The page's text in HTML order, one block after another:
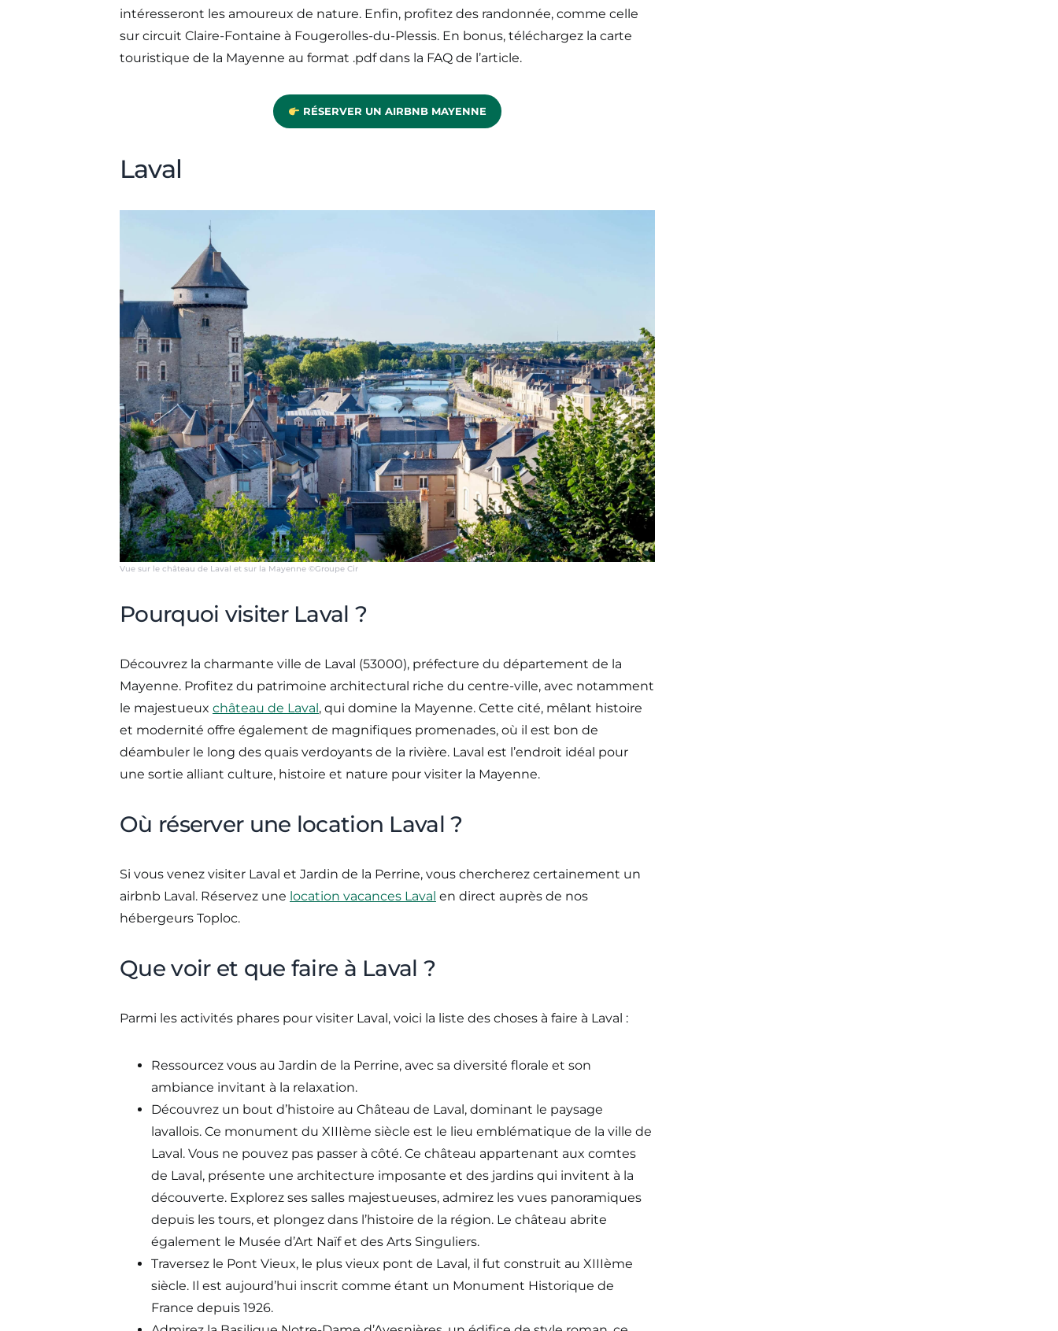
intéresseront les amoureux de nature. Enfin, profitez des randonnée, comme celle
sur circuit Claire-Fontaine à Fougerolles-du-Plessis. En bonus, téléchargez la carte
touristique de la Mayenne au format .pdf dans la FAQ de l’article.
RÉSERVER UN AIRBNB MAYENNE
Laval
Vue sur le château de Laval et sur la Mayenne ©Groupe Cir
Pourquoi visiter Laval ?
Découvrez la charmante ville de Laval (53000), préfecture du département de la
Mayenne. Profitez du patrimoine architectural riche du centre-ville, avec notamment
le majestueux château de Laval, qui domine la Mayenne. Cette cité, mêlant histoire
et modernité offre également de magnifiques promenades, où il est bon de
déambuler le long des quais verdoyants de la rivière. Laval est l’endroit idéal pour
une sortie alliant culture, histoire et nature pour visiter la Mayenne.
Où réserver une location Laval ?
Si vous venez visiter Laval et Jardin de la Perrine, vous chercherez certainement un
airbnb Laval. Réservez une location vacances Laval en direct auprès de nos
hébergeurs Toploc.
Que voir et que faire à Laval ?
Parmi les activités phares pour visiter Laval, voici la liste des choses à faire à Laval :
Ressourcez vous au Jardin de la Perrine, avec sa diversité florale et son
ambiance invitant à la relaxation.
Découvrez un bout d’histoire au Château de Laval, dominant le paysage
lavallois. Ce monument du XIIIème siècle est le lieu emblématique de la ville de
Laval. Vous ne pouvez pas passer à côté. Ce château appartenant aux comtes
de Laval, présente une architecture imposante et des jardins qui invitent à la
découverte. Explorez ses salles majestueuses, admirez les vues panoramiques
depuis les tours, et plongez dans l’histoire de la région. Le château abrite
également le Musée d’Art Naïf et des Arts Singuliers.
Traversez le Pont Vieux, le plus vieux pont de Laval, il fut construit au XIIIème
siècle. Il est aujourd’hui inscrit comme étant un Monument Historique de
France depuis 1926.